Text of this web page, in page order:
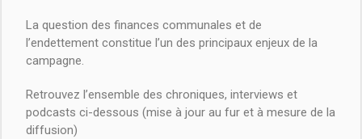
La question des finances communales et de
l’endettement constitue l’un des principaux enjeux de la
campagne.
Retrouvez l’ensemble des chroniques, interviews et
podcasts ci-dessous (mise à jour au fur et à mesure de la
diffusion)